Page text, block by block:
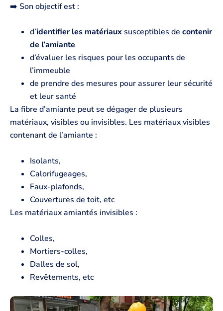
➡️ Son objectif est :
d’identifier les matériaux susceptibles de contenir
de l’amiante
d’évaluer les risques pour les occupants de
l’immeuble
de prendre des mesures pour assurer leur sécurité
et leur santé
La fibre d’amiante peut se dégager de plusieurs
matériaux, visibles ou invisibles. Les matériaux visibles
contenant de l’amiante :
Isolants,
Calorifugeages,
Faux-plafonds,
Couvertures de toit, etc
Les matériaux amiantés invisibles :
Colles,
Mortiers-colles,
Dalles de sol,
Revêtements, etc